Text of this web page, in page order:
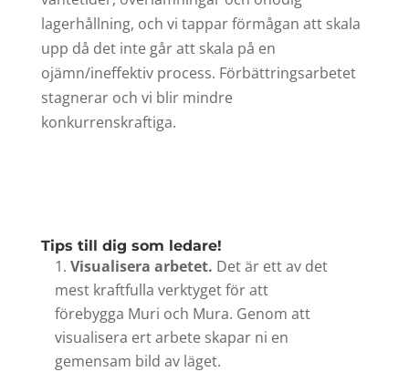
lagerhållning, och vi tappar förmågan att skala
upp då det inte går att skala på en
ojämn/ineffektiv process. Förbättringsarbetet
stagnerar och vi blir mindre
konkurrenskraftiga.
Tips till dig som ledare!
Visualisera arbetet. Det är ett av det
mest kraftfulla verktyget för att
förebygga Muri och Mura. Genom att
visualisera ert arbete skapar ni en
gemensam bild av läget.